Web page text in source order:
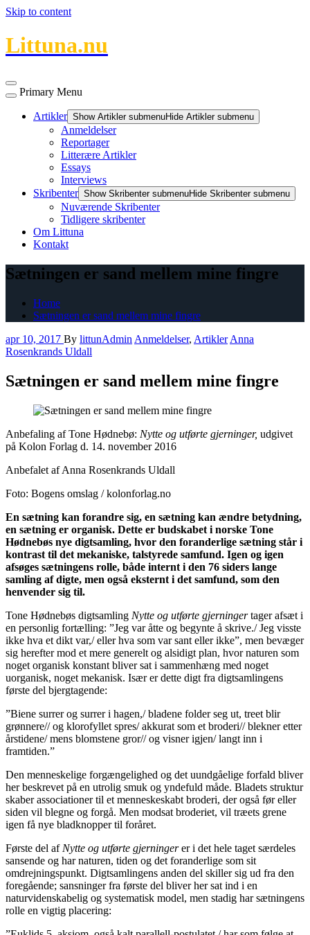
Skip to content
Littuna.nu
Primary Menu
Artikler Show Artikler submenuHide Artikler submenu
Anmeldelser
Reportager
Litterære Artikler
Essays
Interviews
Skribenter Show Skribenter submenuHide Skribenter submenu
Nuværende Skribenter
Tidligere skribenter
Om Littuna
Kontakt
Sætningen er sand mellem mine fingre
Home
Sætningen er sand mellem mine fingre
apr 10, 2017 By littunAdmin Anmeldelser, Artikler Anna
Rosenkrands Uldall
Sætningen er sand mellem mine fingre
Anbefaling af Tone Hødnebø: Nytte og utførte gjerninger, udgivet
på Kolon Forlag d. 14. november 2016
Anbefalet af Anna Rosenkrands Uldall
Foto: Bogens omslag / kolonforlag.no
En sætning kan forandre sig, en sætning kan ændre betydning,
en sætning er organisk. Dette er budskabet i norske Tone
Hødnebøs nye digtsamling, hvor den foranderlige sætning står i
kontrast til det mekaniske, talstyrede samfund. Igen og igen
afsøges sætningens rolle, både internt i den 76 siders lange
samling af digte, men også eksternt i det samfund, som den
henvender sig til.
Tone Hødnebøs digtsamling Nytte og utførte gjerningertager afsæt i
en personlig fortælling: ”Jeg var åtte og begynte å skrive./ Jeg visste
ikke hva et dikt var,/ eller hva som var sant eller ikke”, men bevæger
sig herefter mod et mere generelt og alsidigt plan, hvor naturen som
noget organisk konstant bliver sat i sammenhæng med noget
uorganisk, noget mekanisk. Især er dette digt fra digtsamlingens
første del bjergtagende:
”Biene surrer og surrer i hagen,/ bladene folder seg ut, treet blir
grønnere// og klorofyllet spres/ akkurat som et broderi// blekner etter
årstidene/ mens blomstene gror// og visner igjen/ langt inn i
framtiden.”
Den menneskelige forgængelighed og det uundgåelige forfald bliver
her beskrevet på en utrolig smuk og yndefuld måde. Bladets struktur
skaber associationer til et menneskeskabt broderi, der også før eller
siden vil blegne og forgå. Men modsat broderiet, vil træets grene
igen få nye bladknopper til foråret.
Første del af Nytte og utførte gjerningerer i det hele taget særdeles
sansende og har naturen, tiden og det foranderlige som sit
omdrejningspunkt. Digtsamlingens anden del skiller sig ud fra den
foregående; sansninger fra første del bliver her sat ind i en
naturvidenskabelig og systematisk model, men stadig har sætningens
rolle en vigtig placering: